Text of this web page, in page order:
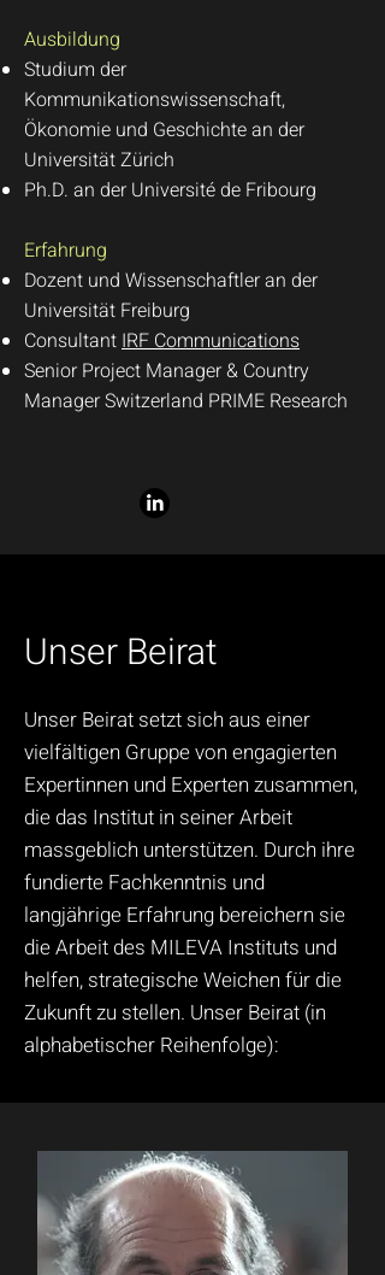
Ausbildung
Studium der
Kommunikationswissenschaft,
Ökonomie und Geschichte an der
Universität Zürich
Ph.D. an der Université de Fribourg
Erfahrung
Dozent und Wissenschaftler an der
Universität Freiburg
ConsultantIRF Communications
Senior Project Manager & Country
Manager Switzerland PRIME Research
Unser Beirat
Unser Beirat setzt sich aus einer
vielfältigen Gruppe von engagierten
Expertinnen und Experten zusammen,
die das Institut in seiner Arbeit
massgeblich unterstützen. Durch ihre
fundierte Fachkenntnis und
langjährige Erfahrung bereichern sie
die Arbeit des MILEVA Instituts und
helfen, strategische Weichen für die
Zukunft zu stellen. Unser Beirat (in
alphabetischer Reihenfolge):